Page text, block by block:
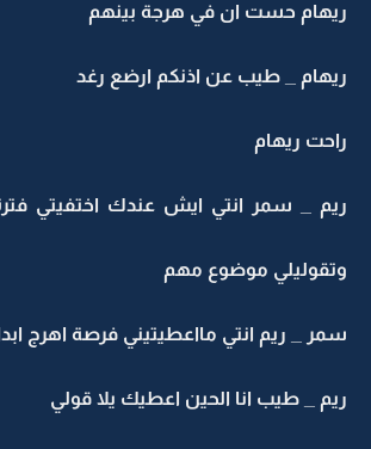
ريهام حست ان في هرجة بينهم
ريهام _ طيب عن اذنكم ارضع رغد
راحت ريهام
ريم _ سمر انتي ايش عندك اختفيتي
وتقوليلي موضوع مهم
سمر _ ريم انتي مااعطيتيني فرصة اهرج
ريم _ طيب انا الحين اعطيك يلا قولي